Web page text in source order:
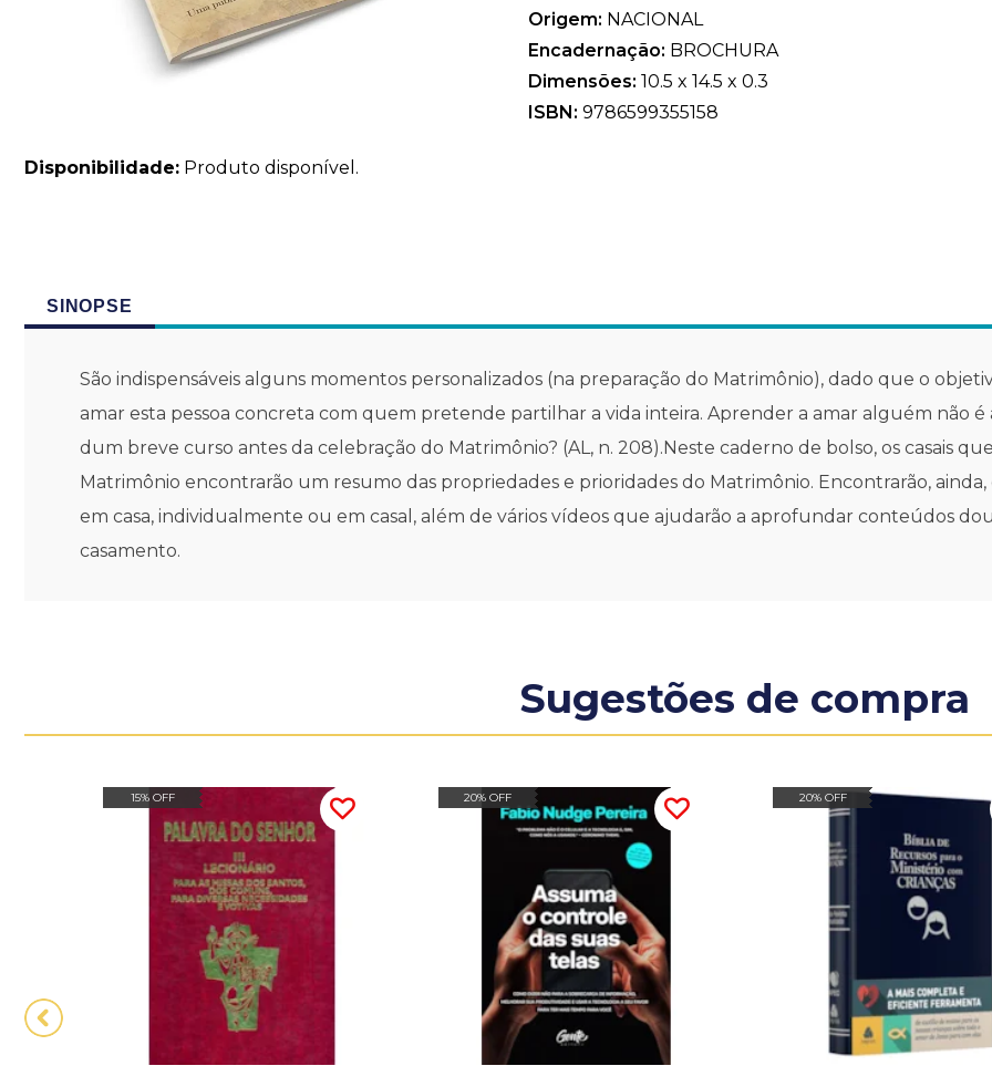
Disponibilidade: Produto disponível.
Origem: NACIONAL
Encadernação: BROCHURA
Dimensões: 10.5 x 14.5 x 0.3
ISBN: 9786599355158
SINOPSE
São indispensáveis alguns momentos personalizados (na preparação do Matrimônio), dado que o
amar esta pessoa concreta com quem pretende partilhar a vida inteira. Aprender a amar alguém não
dum breve curso antes da celebração do Matrimônio? (AL, n. 208).Neste caderno de bolso, os casais
Matrimônio encontrarão um resumo das propriedades e prioridades do Matrimônio. Encontrarão,
em casa, individualmente ou em casal, além de vários vídeos que ajudarão a aprofundar conteúdos
casamento.
Sugestões de compra
15% OFF 20% OFF 20% OFF